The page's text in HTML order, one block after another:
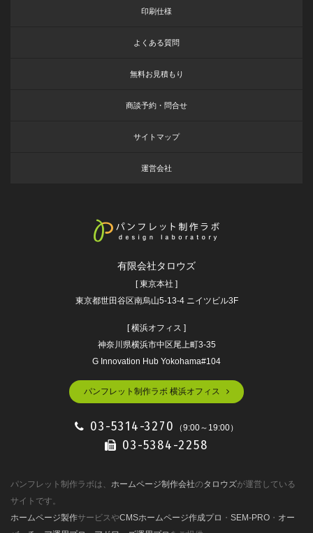
印刷仕様
よくある質問
無料お見積もり
商談予約・問合せ
サイトマップ
運営会社
有限会社タロウズ
[ 東京本社 ]
東京都世田谷区南烏山5-13-4 ニイツビル3F
[ 横浜オフィス ]
神奈川県横浜市中区尾上町3-35
G Innovation Hub Yokohama#104
パンフレット制作ラボ 横浜オフィス
03-5314-3270 （9:00～19:00）
03-5384-2258
パンフレット制作ラボは、 ホームページ制作会社のタロウズが運営している
サイトです。
ホームページ製作サービスやCMSホームページ作成プロ ・ SEM-PRO ・ オー